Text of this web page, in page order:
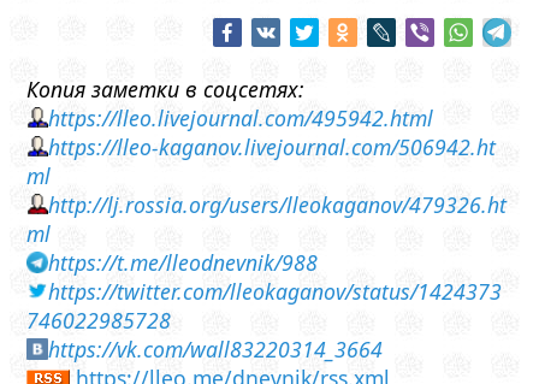
Копия заметки в соцсетях:
https://lleo.livejournal.com/495942.html
https://lleo-kaganov.livejournal.com/506942.ht
ml
http://lj.rossia.org/users/lleokaganov/479326.ht
ml
https://t.me/lleodnevnik/988
https://twitter.com/lleokaganov/status/1424373
746022985728
https://vk.com/wall83220314_3664
https://lleo.me/dnevnik/rss.xml